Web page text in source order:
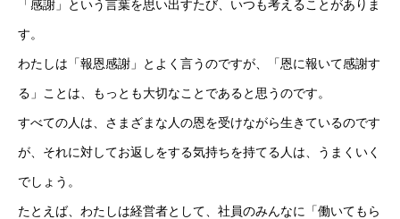
事業紹介
コラム
「感謝」という言葉を思い出すたび、いつも考えることがありま
す。
わたしは「報恩感謝」とよく言うのですが、「恩に報いて感謝す
る」ことは、もっとも大切なことであると思うのです。
すべての人は、さまざまな人の恩を受けながら生きているのです
が、それに対してお返しをする気持ちを持てる人は、うまくいく
でしょう。
たとえば、わたしは経営者として、社員のみんなに「働いてもら